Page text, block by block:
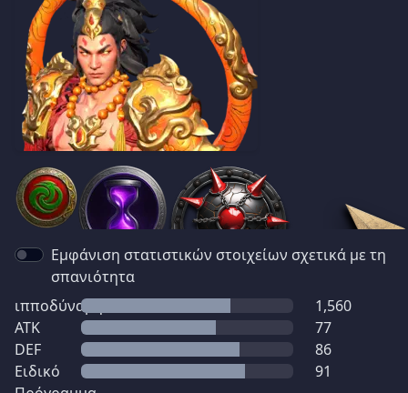
Εμφάνιση στατιστικών στοιχείων σχετικά με τη
σπανιότητα
ιπποδύναμη
1,560
ATK
77
DEF
86
Ειδικό
91